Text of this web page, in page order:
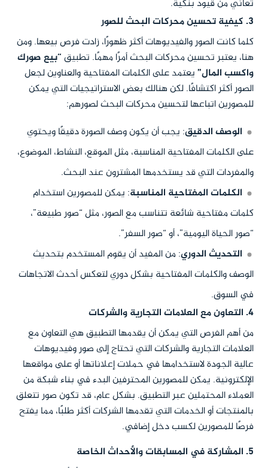
تعاني من قيود بنكية.
3. كيفية تحسين محركات البحث للصور
كلما كانت الصور والفيديوهات أكثر ظهورًا، زادت فرص بيعها. ومن
هنا، يعتبر تحسين محركات البحث أمرًا مهمًا. تطبيق“بيع صورك
واكسب المال”يعتمد على الكلمات المفتاحية والعناوين لجعل
الصور أكثر اكتشافًا. لكن هنالك بعض الاستراتيجيات التي يمكن
للمصورين اتباعها لتحسين محركات البحث لصورهم:
الوصف الدقيق: يجب أن يكون وصف الصورة دقيقًا ويحتوي
على الكلمات المفتاحية المناسبة، مثل الموقع، النشاط، الموضوع،
والمفردات التي قد يستخدمها المشترون عند البحث.
الكلمات المفتاحية المناسبة: يمكن للمصورين استخدام
كلمات مفتاحية شائعة تتناسب مع الصور، مثل “صور طبيعة”،
“صور الحياة اليومية”، أو “صور السفر”.
التحديث الدوري: من المفيد أن يقوم المستخدم بتحديث
الوصف والكلمات المفتاحية بشكل دوري لتعكس أحدث الاتجاهات
في السوق.
4. التعاون مع العلامات التجارية والشركات
من أهم الفرص التي يمكن أن يقدمها التطبيق هي التعاون مع
العلامات التجارية والشركات التي تحتاج إلى صور وفيديوهات
عالية الجودة لاستخدامها في حملات إعلاناتها أو على مواقعها
الإلكترونية. يمكن للمصورين المحترفين البدء في بناء شبكة من
العملاء المحتملين عبر التطبيق. بشكل عام، قد تكون صور تتعلق
بالمنتجات أو الخدمات التي تقدمها الشركات أكثر طلبًا، مما يفتح
فرصًا للمصورين لكسب دخل إضافي.
5. المشاركة في المسابقات والأحداث الخاصة